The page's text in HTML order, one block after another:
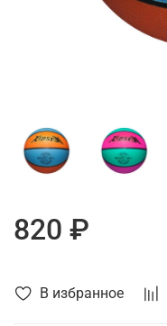
В избранное
820 ₽